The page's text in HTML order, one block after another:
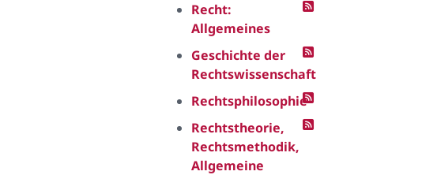
Recht:
Allgemeines
Geschichte der
Rechtswissenschaft
Rechtsphilosophie
Rechtstheorie,
Rechtsmethodik,
Allgemeine